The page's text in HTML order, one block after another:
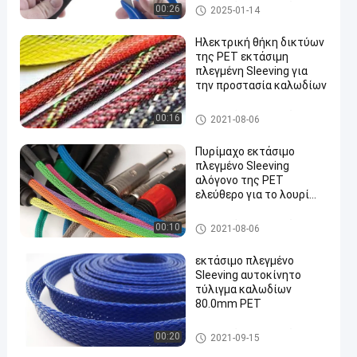
00:26
PET εκτάσιμο πλεγμένο Slee
ving
2025-01-14
00:16
Ηλεκτρική θήκη δικτύων
της PET εκτάσιμη
πλεγμένη Sleeving για
την προστασία καλωδίων
PET εκτάσιμο πλεγμένο Slee
ving
2021-08-06
00:10
Πυρίμαχο εκτάσιμο
πλεγμένο Sleeving
αλόγονο της PET
ελεύθερο για το λουρί
PET εκτάσιμο πλεγμένο Slee
ving
2021-08-06
00:20
εκτάσιμο πλεγμένο
Sleeving αυτοκίνητο
τύλιγμα καλωδίων
80.0mm PET
PET εκτάσιμο πλεγμένο Slee
ving
2021-09-15